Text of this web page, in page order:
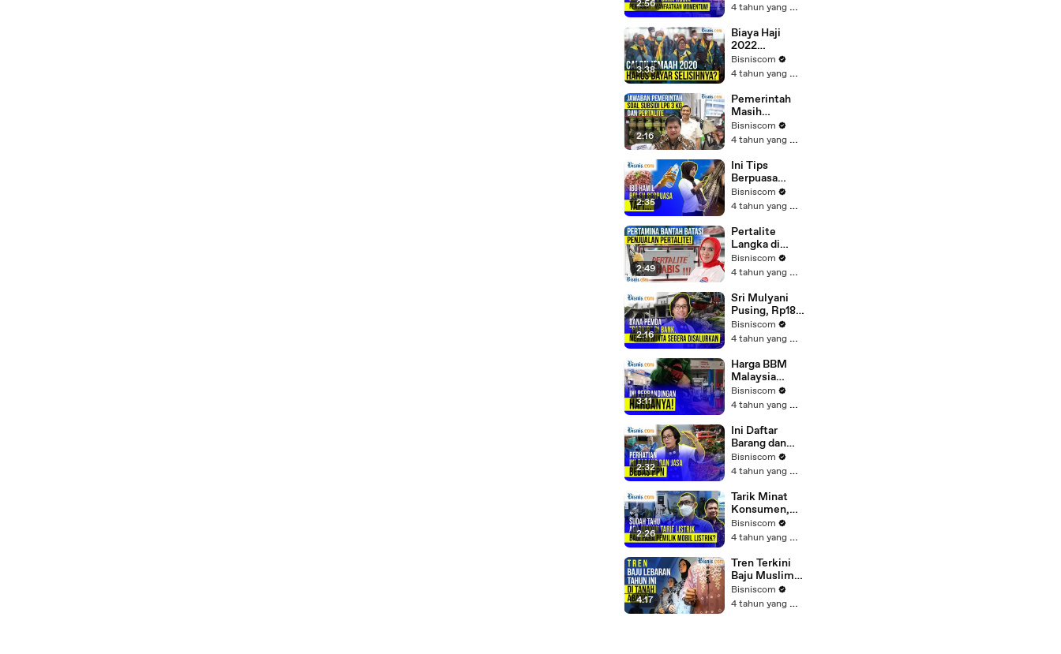
2:56
Larangan
Bara Rusia
4 tahun yang lalu
3:38
Biaya Haji
2022
Ditetapkan,
Begini
Bisniscom
4 tahun yang lalu
2:16
Pemerintah
Masih
Berhitung
Soal Kenaikan
Kg dan
Pertalite
Bisniscom
4 tahun yang lalu
2:35
Ini Tips
Berpuasa
Untuk Ibu
Hamil
Bisniscom
4 tahun yang lalu
2:49
Pertalite
Langka di
SPBU, Stok
Dibatasi
Bisniscom
4 tahun yang lalu
2:16
Sri Mulyani
Pusing, Rp183
triliun Dana
Pemda
Bank
Bisniscom
4 tahun yang lalu
3:11
Harga BBM
Malaysia
Lebih Murah
dari Indonesia
Bisniscom
4 tahun yang lalu
2:32
Ini Daftar
Barang dan
Jasa Bebas
PPN 11%
Bisniscom
4 tahun yang lalu
2:26
Tarik Minat
Konsumen,
PLN Beri
Diskon Tarif
Pemilik Mobil
Listrik
Bisniscom
4 tahun yang lalu
4:17
Tren Terkini
Baju Muslim
di Pasar Tanah
Abang
Bisniscom
4 tahun yang lalu